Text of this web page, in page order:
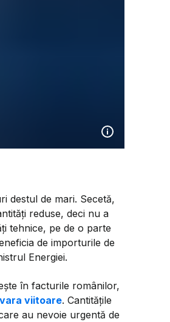
destul de mari. Secetă,
reduse, deci nu a
tehnice, pe de o parte
de importurile de
Energiei.
în facturile românilor,
viitoare. Cantitățile
au nevoie urgentă de